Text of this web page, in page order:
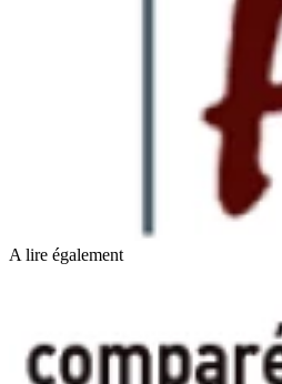
A lire également